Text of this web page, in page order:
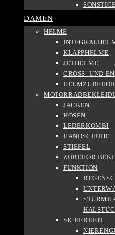
DAMEN
HELME
KLAPPHELME
JETHELME
CROSS- UND
HELMZUBEHÖR
JACKEN
HOSEN
LEDERKOMBI
HANDSCHUHE
STIEFEL
ZUBEHÖR
FUNKTION
SICHERHEIT
LADEN
ALTERSGRUPPE
Erwachsene
GRUNDFARBE
Sommer